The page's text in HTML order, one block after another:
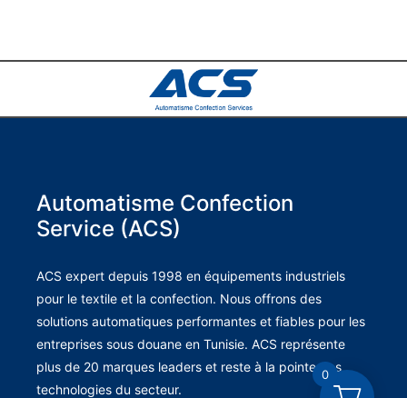
Automatisme Confection
Service (ACS)
ACS expert depuis 1998 en équipements industriels
pour le textile et la confection. Nous offrons des
solutions automatiques performantes et fiables pour les
entreprises sous douane en Tunisie. ACS représente
plus de 20 marques leaders et reste à la pointe des
technologies du secteur.
0